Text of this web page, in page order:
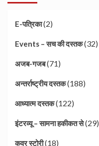
E-पत्रिका(2)
Events – सच की दस्तक(32)
अजब-गजब(71)
अन्तर्राष्ट्रीय दस्तक(188)
आध्यात्म दस्तक(122)
इंटरव्यू – सामना हकीकत से(29)
कवर स्टोरी(18)